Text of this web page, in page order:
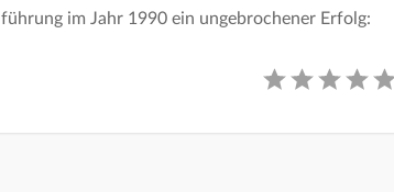
im Jahr 1990 ein ungebrochener Erfolg: